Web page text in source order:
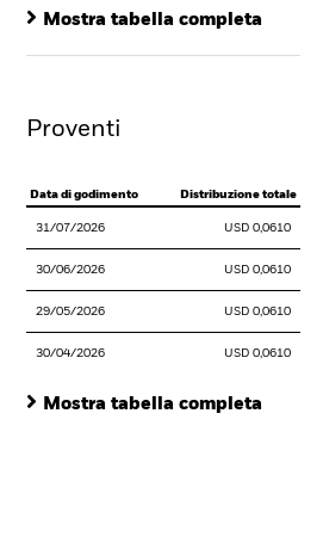
Mostra tabella completa
Proventi
Data di godimento Distribuzione totale
31/07/2026 USD 0,0610
30/06/2026 USD 0,0610
29/05/2026 USD 0,0610
30/04/2026 USD 0,0610
Mostra tabella completa